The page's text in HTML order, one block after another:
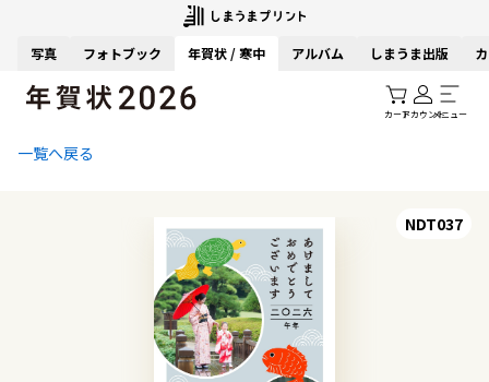
写真 フォトブック 年賀状 / 寒中 アルバム しまうま出版
カートアカウントメニュー
一覧へ戻る
NDT037